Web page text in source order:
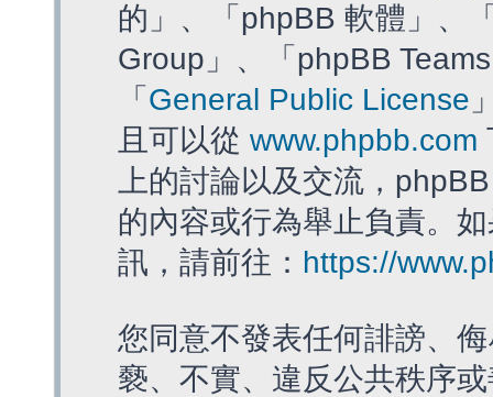
的」、「phpBB 軟體」、
Group」、「phpBB
「 General Public License
且可以從 www.phpbb.com
上的討論以及交流，
的內容或行為舉止負責。
訊，請前往： https://
您同意不發表任何誹謗、
褻、不實、違反公共秩序